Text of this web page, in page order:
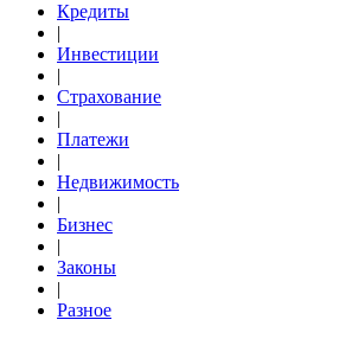
Кредиты
|
Инвестиции
|
Страхование
|
Платежи
|
Недвижимость
|
Бизнес
|
Законы
|
Разное